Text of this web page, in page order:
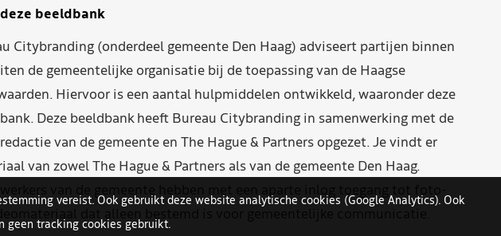
beeldbank
Citybranding (onderdeel gemeente Den Haag) adviseert partijen binnen
de gemeentelijke organisatie bij de toepassing van de Haagse
Hiervoor is een aantal hulpmiddelen ontwikkeld, waaronder deze
Deze beeldbank heeft Bureau Citybranding in samenwerking met de
van de gemeente en The Hague & Partners opgezet. Je vindt er
van zowel The Hague & Partners als van de gemeente Den Haag.
vereist. Ook gebruikt deze website analytische cookies (Google Analytics). Ook
geen tracking cookies gebruikt.